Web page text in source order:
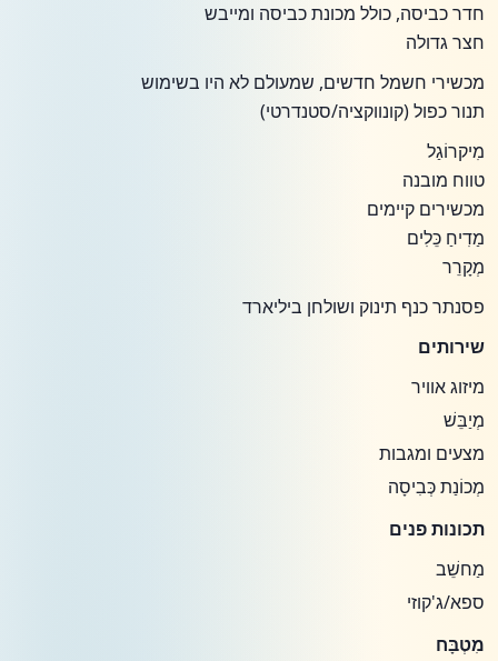
חדר כביסה, כולל מכונת כביסה ומייבש
חצר גדולה
מכשירי חשמל חדשים, שמעולם לא היו בשימוש
תנור כפול (קונווקציה/סטנדרטי)
מִיקרוֹגַל
טווח מובנה
מכשירים קיימים
מַדִיחַ כֵּלִים
מְקָרֵר
פסנתר כנף תינוק ושולחן ביליארד
שירותים
מיזוג אוויר
מְיַבֵּשׁ
מצעים ומגבות
מְכוֹנַת כְּבִיסָה
תכונות פנים
מַחשֵׁב
ספא/ג'קוזי
מִטְבָּח